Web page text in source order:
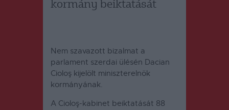
kormány beiktatását
Nem szavazott bizalmat a
parlament szerdai ülésén Dacian
Cioloş kijelölt miniszterelnök
kormányának.
A Cioloş-kabinet beiktatását 88